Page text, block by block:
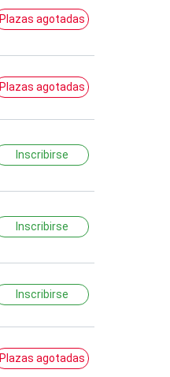
Plazas agotadas
Plazas agotadas
Inscribirse
Inscribirse
Inscribirse
Plazas agotadas